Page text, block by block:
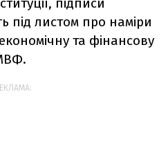
під листом про наміри
та фінансову